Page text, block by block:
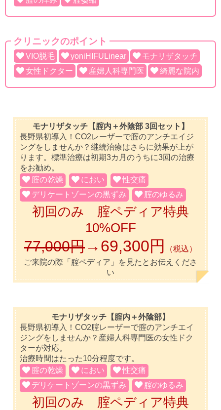
クリニックのポイント
VIO脱毛 yoniHIFULinear
モナリザタッチ
女性ドクター
産婦人科専門医 綺麗な院内
モナリザタッチ【腟内＋外陰部 3回セット】
長野県初導入！CO2レーザーで腟のアンチエイジ
ングをしませんか？継続治療はさらに効果が上が
ります。標準治療は初期3カ月のうちに3回の治療
をお勧め。
腟の乾燥
におい
性交痛
デリケートゾーンの黒ずみ
腟のゆるみ
初回のみ 腟ペディア特典
10%OFF
77,000円→69,300円
（税込）
ご来院の際「腟ペディア」を見たとお伝えくださ
い
モナリザタッチ【腟内＋外陰部】
長野県初導入！CO2腟レーザーで腟のアンチエイ
ジングをしませんか？産婦人科専門医の女性ドク
ターが対応。
治療時間はたった10分程度です。
腟の乾燥
におい
性交痛
デリケートゾーンの黒ずみ
腟のゆるみ
初回のみ 腟ペディア特典